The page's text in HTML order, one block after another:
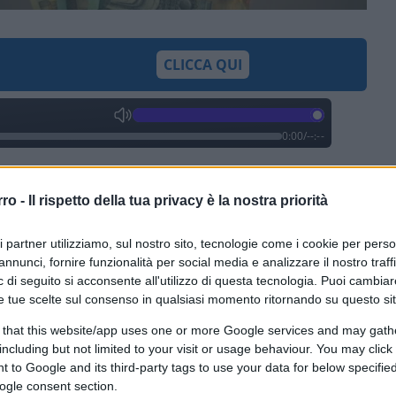
- Il rispetto della tua privacy è la nostra priorità
partner utilizziamo, sul nostro sito, tecnologie come i cookie per
fornire funzionalità per social media e analizzare il nostro
di seguito si acconsente all'utilizzo di questa tecnologia. Puoi
tue scelte sul consenso in qualsiasi momento ritornando su questo
that this website/app uses one or more Google services and may
but not limited to your visit or usage behaviour. You may
to Google and its third-party tags to use your data for below
consent section.
CLICCA QUI
0:00/--:--
governoha trovato un accordo per
ad hoc, per concedere una proroga
Camera, il ministro dell’Economia,
“radioattiva” la più costosa e
ai tempi del Conte lider maximo che ci
a reti unificate. Tant’è che secondo le